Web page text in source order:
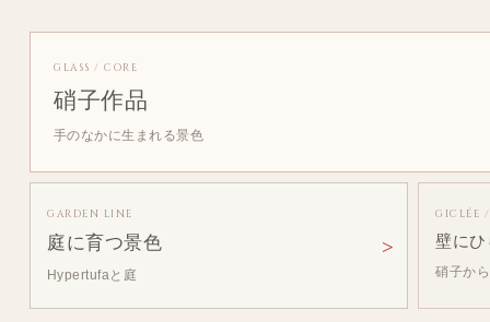
GLASS / CORE
硝子作品
手のなかに生まれる景色
GARDEN LINE
庭に育つ景色
Hypertufaと庭
GICLÉE /
壁にひ
硝子か